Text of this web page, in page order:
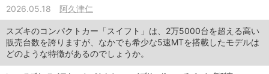
2026.05.18 阿久津仁
スズキのコンパクトカー「スイフト」は、2万5000台を超える高い
販売台数を誇りますが、なかでも希少な5速MTを搭載したモデルは
どのような特徴があるのでしょうか。